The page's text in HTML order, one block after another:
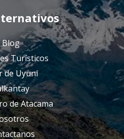
Blog
Turísticos
de Uyuni
de Atacama